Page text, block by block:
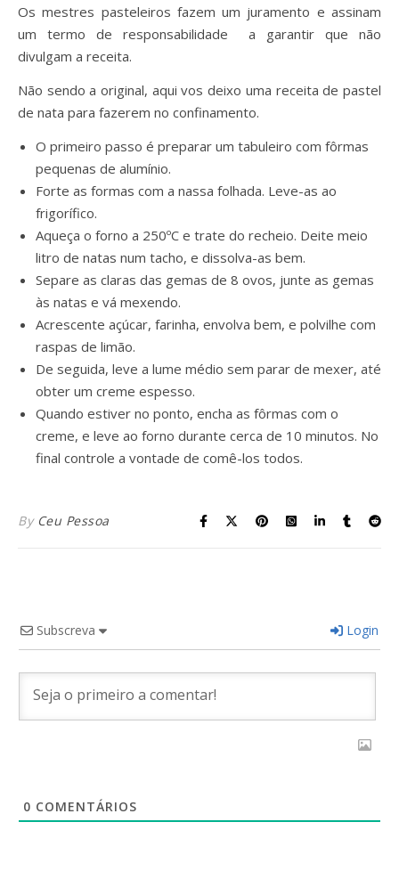
Os mestres pasteleiros fazem um juramento e assinam
um termo de responsabilidade a garantir que não
divulgam a receita.
Não sendo a original, aqui vos deixo uma receita de pastel
de nata para fazerem no confinamento.
O primeiro passo é preparar um tabuleiro com fôrmas
pequenas de alumínio.
Forte as formas com a nassa folhada. Leve-as ao
frigorífico.
Aqueça o forno a 250ºC e trate do recheio. Deite meio
litro de natas num tacho, e dissolva-as bem.
Separe as claras das gemas de 8 ovos, junte as gemas
às natas e vá mexendo.
Acrescente açúcar, farinha, envolva bem, e polvilhe com
raspas de limão.
De seguida, leve a lume médio sem parar de mexer, até
obter um creme espesso.
Quando estiver no ponto, encha as fôrmas com o
creme, e leve ao forno durante cerca de 10 minutos. No
final controle a vontade de comê-los todos.
By Ceu Pessoa
Subscreva Login
0 COMENTÁRIOS